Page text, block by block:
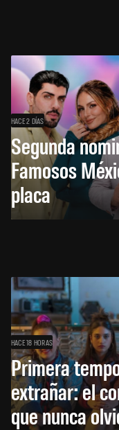
HACE 2 DÍAS
Segunda
Famosos
placa
HACE 18 HORAS
Primera
extrañar: el
que nunca